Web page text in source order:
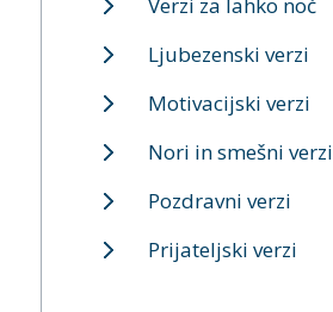
Ljubezenski verzi
Motivacijski verzi
Nori in smešni verzi
Pozdravni verzi
Prijateljski verzi